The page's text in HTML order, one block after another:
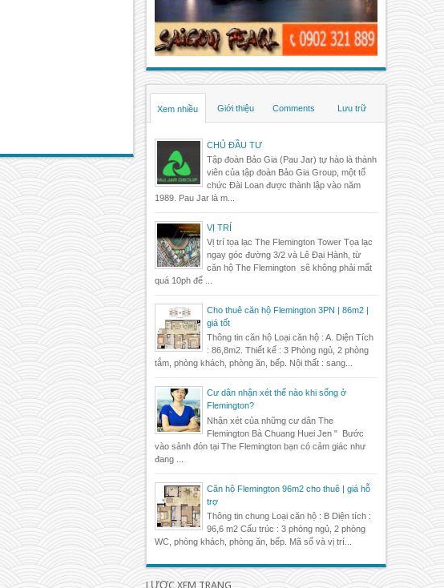
Xem nhiều Giới thiệu Comments Lưu trữ
CHỦ ĐẦU TƯ
Tập đoàn Bảo Gia (Pau Jar) tự hào là thành
viên của tập đoàn Bảo Gia Group, một tổ
chức Đài Loan được thành lập vào năm
1989. Pau Jar là m...
VỊ TRÍ
Vị trí tọa lạc The Flemington Tower Tọa lạc
ngay góc đường 3/2 và Lê Đại Hành, từ
căn hộ The Flemington sẽ không phải mất
quá 10ph để ...
Cho thuê căn hộ Flemington 3PN | 86m2 |
giá tốt
Thông tin căn hộ Loại căn hộ : A. Diện Tích
: 86,8m2. Thiết kế : 3 Phòng ngủ, 2 phòng
tắm, phòng khách, phòng ăn, bếp. Nội thất : sang...
Cư dân nhận xét thế nào khi sống ở
Flemington?
Nhận xét của những cư dân The
Flemington Bà Chuang Huei Jen " Bước
vào sảnh đón tại The Flemington bạn có cảm giác như
đang ...
Căn hộ Flemington 96m2 cho thuê | giá hỗ
trợ
Thông tin chung Loại căn hộ : B Diện tích :
96,6 m2 Cấu trúc : 3 phòng ngủ, 2 phòng
WC, phòng khách, phòng ăn, bếp. Mã số và vị trí...
LƯỢC XEM TRANG